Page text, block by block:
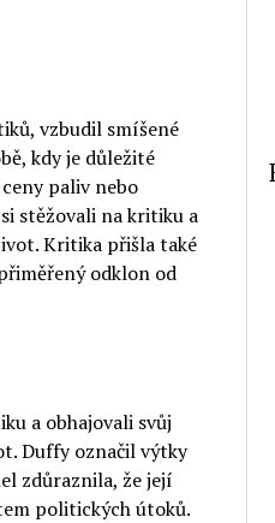
vzbudil smíšené
kdy je důležité
paliv nebo
stěžovali na kritiku a
Kritika přišla také
odklon od
a obhajovali svůj
Duffy označil výtky
zdůraznila, že její
politických útoků.